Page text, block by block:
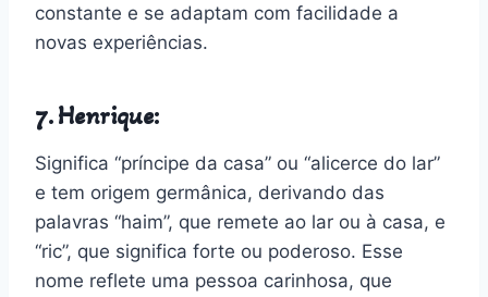
constante e se adaptam com facilidade a
novas experiências.
7. Henrique:
Significa “príncipe da casa” ou “alicerce do lar”
e tem origem germânica, derivando das
palavras “haim”, que remete ao lar ou à casa, e
“ric”, que significa forte ou poderoso. Esse
nome reflete uma pessoa carinhosa, que